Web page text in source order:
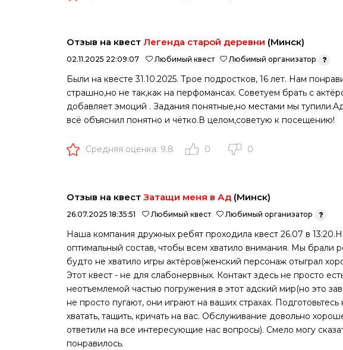
Отзыв на квест Легенда старой деревни (Минск)
02.11.2025 22:09:07 Любимый квест Любимый организатор
Были на квесте 31.10.2025. Трое подростков, 16 лет. Нам
страшно,но не так,как на перфомансах. Советуем брать с
добавляет эмоций . Задания понятные,но местами мы
всё объяснил понятно и чётко.В целом,советую к посещению!
Средняя оценка: 9.8 0 0
Отзыв на квест Затащи меня в Ад (Минск)
26.07.2025 18:35:51 Любимый квест Любимый организатор
Наша компания дружных ребят проходила квест 26.07 в
оптимальный состав, чтобы всем хватило внимания. Мы брали
будто не хватило игры актёров(женский персонаж отыграл
Этот квест - не для слабонервных. Контакт здесь не просто
неотъемлемой частью погружения в этот адский мир(но это
не просто пугают, они играют на ваших страхах. Подготовьтесь
хватать, тащить, кричать на вас. Обслуживание довольно
ответили на все интересующие нас вопросы). Смело могу
понравилось.